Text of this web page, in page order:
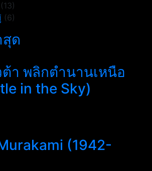
(13)
(6)
สุด
า พลิกตำนานเหนือ
in the Sky)
(1942-